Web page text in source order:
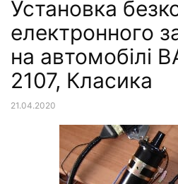
Установка
електронного
на автомобілі
2107, Класика
21.04.2020